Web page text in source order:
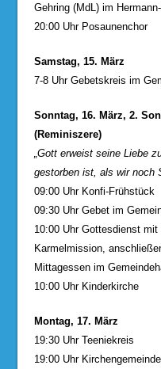
Gehring (MdL) im
20:00 Uhr Posaunenchor
Samstag, 15. März
7-8 Uhr Gebetskreis im
Sonntag, 16. März, 2.
(Reminiszere)
„Gott erweist seine Liebe
gestorben ist, als wir noch
09:00 Uhr Konfi-Frühstück
09:30 Uhr Gebet im
10:00 Uhr Gottesdienst
Karmelmission,
Mittagessen im
10:00 Uhr Kinderkirche
Montag, 17. März
19:30 Uhr Teeniekreis
19:00 Uhr